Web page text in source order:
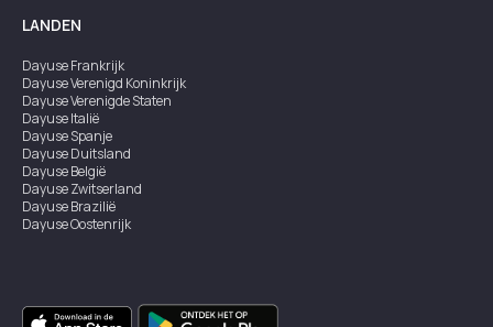
LANDEN
DayuseFrankrijk
DayuseVerenigd Koninkrijk
DayuseVerenigde Staten
DayuseItalië
DayuseSpanje
DayuseDuitsland
DayuseBelgië
DayuseZwitserland
DayuseBrazilië
DayuseOostenrijk
DayuseSingapore